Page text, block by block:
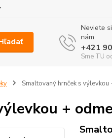
Neviete
nám.
+421
Sme TU
Smaltovaný hrnček s výlevkou
+